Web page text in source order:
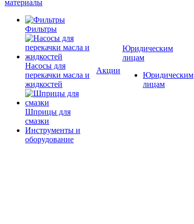
материалы
Фильтры
Насосы для
перекачки масла и
жидкостей
Шприцы для
смазки
Инструменты и
оборудование
Акции
Юридическим
лицам
Юридическим
лицам